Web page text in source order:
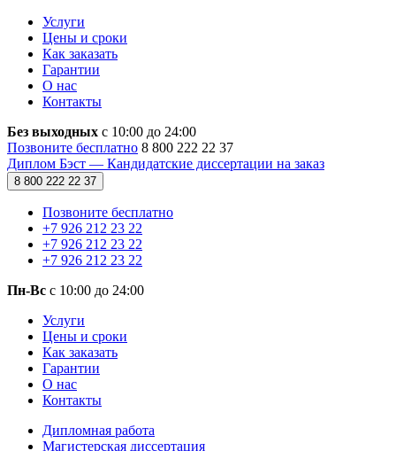
Услуги
Цены и сроки
Как заказать
Гарантии
О нас
Контакты
Без выходных с 10:00 до 24:00
Позвоните бесплатно 8 800 222 22 37
Диплом Бэст — Кандидатские диссертации на заказ
8 800 222 22 37
Позвоните бесплатно
+7 926 212 23 22
+7 926 212 23 22
+7 926 212 23 22
Пн-Вс с 10:00 до 24:00
Услуги
Цены и сроки
Как заказать
Гарантии
О нас
Контакты
Дипломная работа
Магистерская диссертация